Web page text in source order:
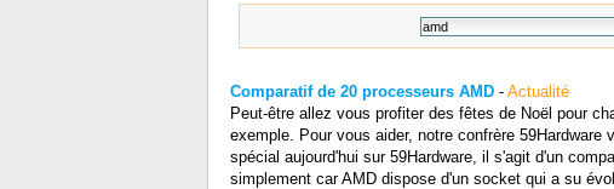
Comparatif de 20 processeurs AMD- Actualité
Peut-être allez vous profiter des fêtes de Noël pour
exemple. Pour vous aider, notre confrère
spécial aujourd'hui sur 59Hardware, il s'agit d'un
simplement car AMD dispose d'un socket qui a su